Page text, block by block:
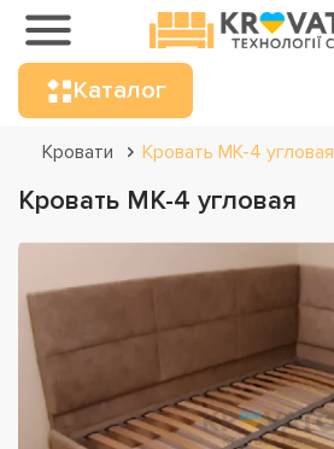
Каталог
Кровати Кровать МК-4 угловая
Кровать МК-4 угловая